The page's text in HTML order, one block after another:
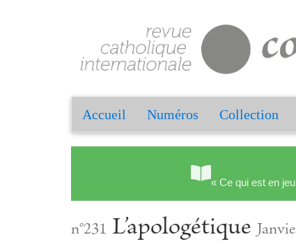
Accueil Numéros Collection
« Ce qui est en
n°231 L’apologétique